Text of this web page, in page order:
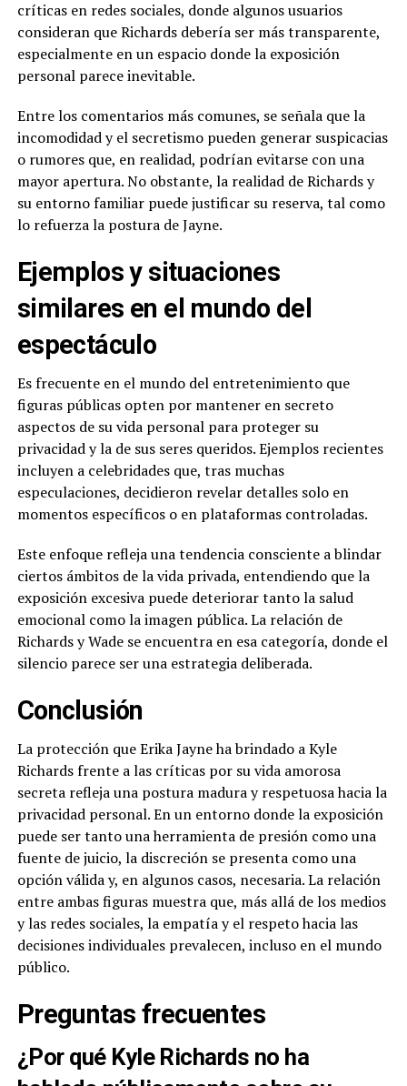
críticas en redes sociales, donde algunos usuarios
consideran que Richards debería ser más transparente,
especialmente en un espacio donde la exposición
personal parece inevitable.
Entre los comentarios más comunes, se señala que la
incomodidad y el secretismo pueden generar suspicacias
o rumores que, en realidad, podrían evitarse con una
mayor apertura. No obstante, la realidad de Richards y
su entorno familiar puede justificar su reserva, tal como
lo refuerza la postura de Jayne.
Ejemplos y situaciones
similares en el mundo del
espectáculo
Es frecuente en el mundo del entretenimiento que
figuras públicas opten por mantener en secreto
aspectos de su vida personal para proteger su
privacidad y la de sus seres queridos. Ejemplos recientes
incluyen a celebridades que, tras muchas
especulaciones, decidieron revelar detalles solo en
momentos específicos o en plataformas controladas.
Este enfoque refleja una tendencia consciente a blindar
ciertos ámbitos de la vida privada, entendiendo que la
exposición excesiva puede deteriorar tanto la salud
emocional como la imagen pública. La relación de
Richards y Wade se encuentra en esa categoría, donde el
silencio parece ser una estrategia deliberada.
Conclusión
La protección que Erika Jayne ha brindado a Kyle
Richards frente a las críticas por su vida amorosa
secreta refleja una postura madura y respetuosa hacia la
privacidad personal. En un entorno donde la exposición
puede ser tanto una herramienta de presión como una
fuente de juicio, la discreción se presenta como una
opción válida y, en algunos casos, necesaria. La relación
entre ambas figuras muestra que, más allá de los medios
y las redes sociales, la empatía y el respeto hacia las
decisiones individuales prevalecen, incluso en el mundo
público.
Preguntas frecuentes
¿Por qué Kyle Richards no ha